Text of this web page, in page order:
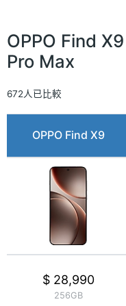
OPPO Find X9
Pro Max
672人已比較
OPPO Find X9
$ 28,990
256GB